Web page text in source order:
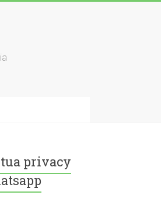
privacy